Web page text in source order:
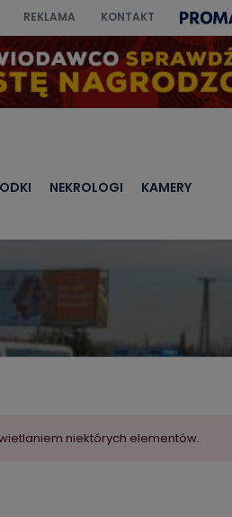
REKLAMA KONTAKT
NEKROLOGI KAMERY
niektórych elementów.